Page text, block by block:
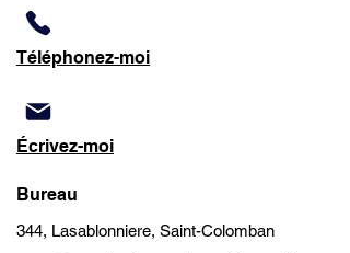
Téléphonez-moi
Écrivez-moi
Bureau
344, Lasablonniere, Saint-Colomban